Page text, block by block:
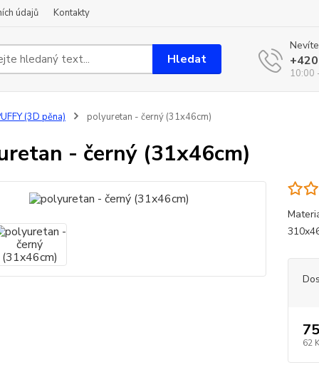
údajů Kontakty
Hledat
10:00
(3D pěna) polyuretan - černý (31x46cm)
- černý (31x46cm)
62